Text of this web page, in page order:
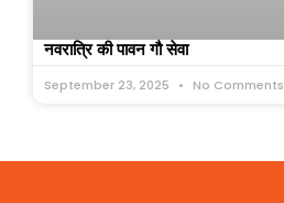
नवरात्रि की पावन गौ सेवा
September 23, 2025 No Comments